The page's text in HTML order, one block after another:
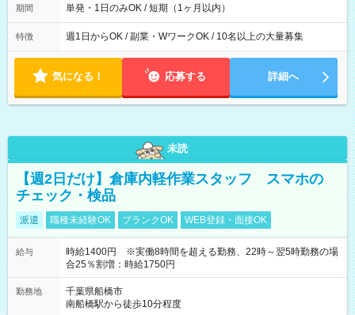
期間 単発・1日のみOK / 短期（1ヶ月以内）
特徴 週1日からOK / 副業・WワークOK / 10名以上の大量募集
気になる！ 応募する 詳細へ
未読
【週2日だけ】倉庫内軽作業スタッフ スマホの
チェック・検品
派遣 職種未経験OK ブランクOK WEB登録・面接OK
給与
時給1400円 ※実働8時間を超える勤務、22時～翌5時勤務の場
合25％割増：時給1750円
勤務地
千葉県船橋市
南船橋駅から徒歩10分程度